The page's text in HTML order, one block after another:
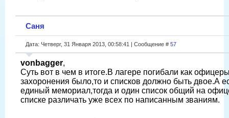
Саня
Дата: Четверг, 31 Января 2013, 00:58:41 | Сообщение # 57
vonbagger,
Суть вот в чем в итоге.В лагере погибали как
захоронения было,то и списков должно быть двое.А
единый мемориал,тогда и один список общий на
списке различать уже всех по написанным званиям.